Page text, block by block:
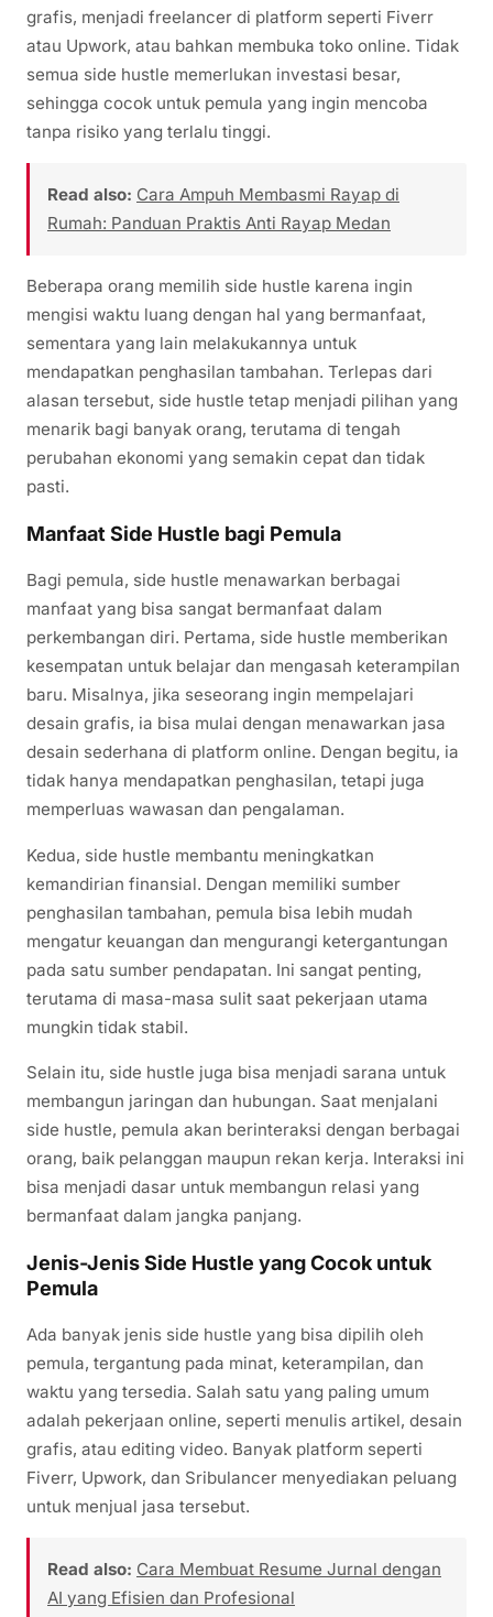
grafis, menjadi freelancer di platform seperti Fiverr
atau Upwork, atau bahkan membuka toko online. Tidak
semua side hustle memerlukan investasi besar,
sehingga cocok untuk pemula yang ingin mencoba
tanpa risiko yang terlalu tinggi.
Read also: Cara Ampuh Membasmi Rayap di
Rumah: Panduan Praktis Anti Rayap Medan
Beberapa orang memilih side hustle karena ingin
mengisi waktu luang dengan hal yang bermanfaat,
sementara yang lain melakukannya untuk
mendapatkan penghasilan tambahan. Terlepas dari
alasan tersebut, side hustle tetap menjadi pilihan yang
menarik bagi banyak orang, terutama di tengah
perubahan ekonomi yang semakin cepat dan tidak
pasti.
Manfaat Side Hustle bagi Pemula
Bagi pemula, side hustle menawarkan berbagai
manfaat yang bisa sangat bermanfaat dalam
perkembangan diri. Pertama, side hustle memberikan
kesempatan untuk belajar dan mengasah keterampilan
baru. Misalnya, jika seseorang ingin mempelajari
desain grafis, ia bisa mulai dengan menawarkan jasa
desain sederhana di platform online. Dengan begitu, ia
tidak hanya mendapatkan penghasilan, tetapi juga
memperluas wawasan dan pengalaman.
Kedua, side hustle membantu meningkatkan
kemandirian finansial. Dengan memiliki sumber
penghasilan tambahan, pemula bisa lebih mudah
mengatur keuangan dan mengurangi ketergantungan
pada satu sumber pendapatan. Ini sangat penting,
terutama di masa-masa sulit saat pekerjaan utama
mungkin tidak stabil.
Selain itu, side hustle juga bisa menjadi sarana untuk
membangun jaringan dan hubungan. Saat menjalani
side hustle, pemula akan berinteraksi dengan berbagai
orang, baik pelanggan maupun rekan kerja. Interaksi ini
bisa menjadi dasar untuk membangun relasi yang
bermanfaat dalam jangka panjang.
Jenis-Jenis Side Hustle yang Cocok untuk
Pemula
Ada banyak jenis side hustle yang bisa dipilih oleh
pemula, tergantung pada minat, keterampilan, dan
waktu yang tersedia. Salah satu yang paling umum
adalah pekerjaan online, seperti menulis artikel, desain
grafis, atau editing video. Banyak platform seperti
Fiverr, Upwork, dan Sribulancer menyediakan peluang
untuk menjual jasa tersebut.
Read also: Cara Membuat Resume Jurnal dengan
AI yang Efisien dan Profesional